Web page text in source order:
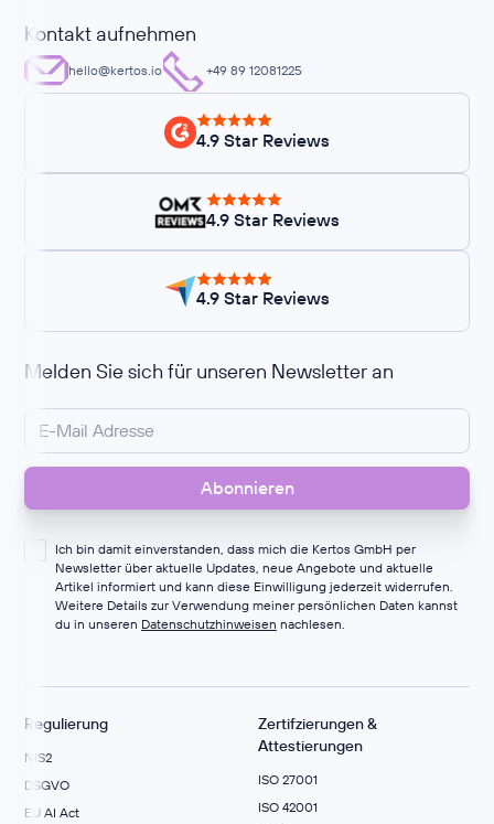
Kontakt aufnehmen
hello@kertos.io +49 89 12081225
4.9 Star Reviews
4.9 Star Reviews
4.9 Star Reviews
Melden Sie sich für unseren Newsletter an
Ich bin damit einverstanden, dass mich die Kertos GmbH per
Newsletter über aktuelle Updates, neue Angebote und aktuelle
Artikel informiert und kann diese Einwilligung jederzeit widerrufen.
Weitere Details zur Verwendung meiner persönlichen Daten kannst
du in unseren Datenschutzhinweisen nachlesen.
Regulierung
NIS2
DSGVO
EU AI Act
Zertifzierungen &
Attestierungen
ISO 27001
ISO 42001